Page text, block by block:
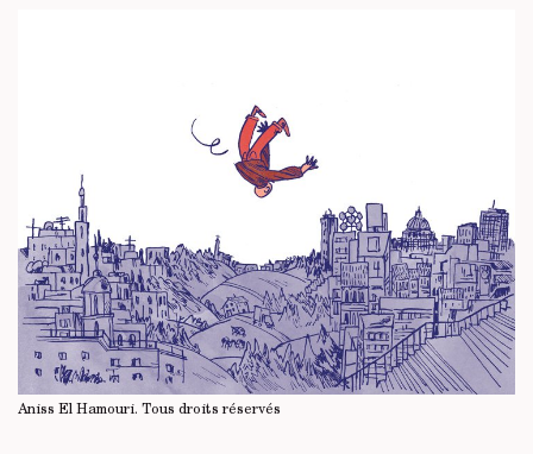
Aniss El Hamouri. Tous droits réservés